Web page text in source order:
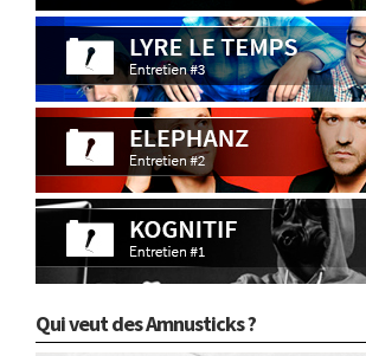
Qui veut des Amnusticks ?